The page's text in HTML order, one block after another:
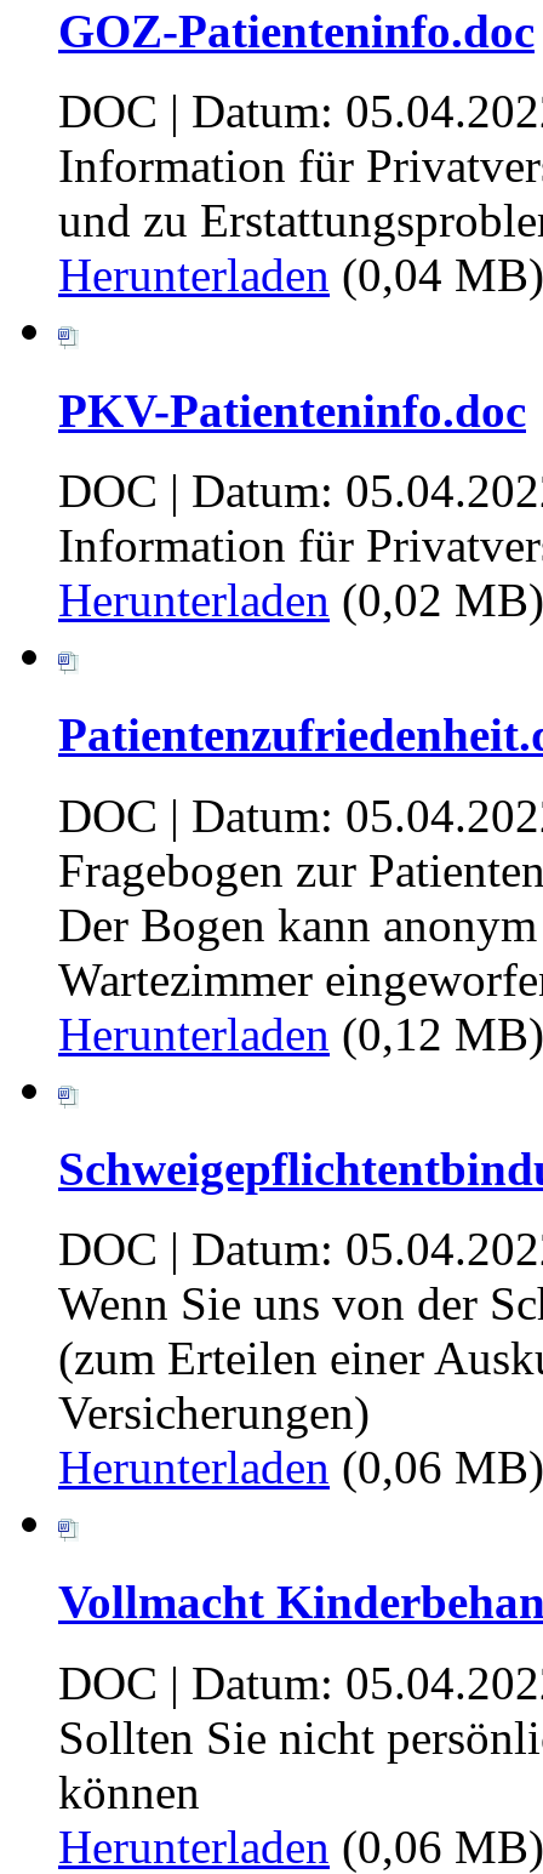
GOZ-Patienteninfo.doc
DOC | Datum:
Information für
und zu
Herunterladen (0,04 MB)
PKV-Patienteninfo.doc
DOC | Datum:
Information für
Herunterladen (0,02 MB)
DOC | Datum:
Fragebogen zur
Der Bogen kann
Wartezimmer
Herunterladen (0,12 MB)
DOC | Datum:
Wenn Sie uns von der
(zum Erteilen einer
Versicherungen)
Herunterladen (0,06 MB)
Vollmacht
DOC | Datum:
Sollten Sie nicht
können
Herunterladen (0,06 MB)